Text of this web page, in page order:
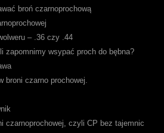
broń czarnoprochową
– .36 czy .44
zapomnimy wsypać proch do bębna?
broni czarno prochowej.
czarnoprochowej, czyli CP bez tajemnic